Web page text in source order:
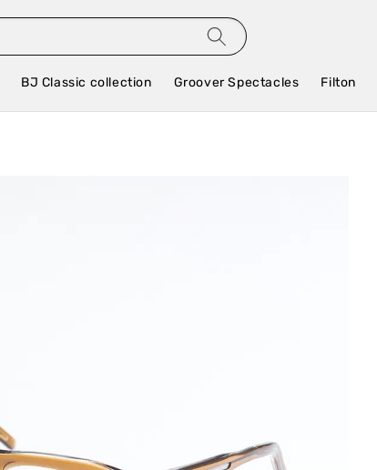
BJ Classic collection Groover Spectacles Filton